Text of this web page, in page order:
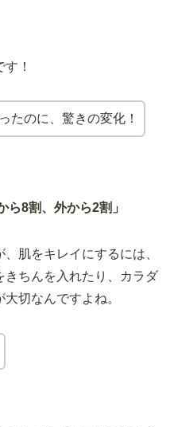
！
たのに、驚きの変化！
ら8割、外から2割」
肌をキレイにするには、
きちんを入れたり、カラダ
切なんですよね。